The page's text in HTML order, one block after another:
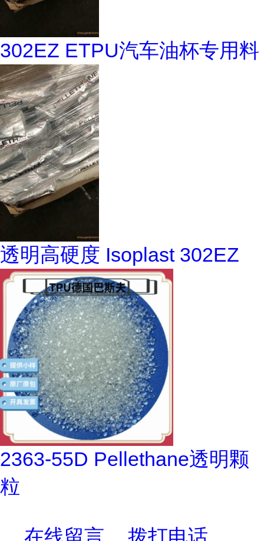
302EZ ETPU汽车油杯专用料
透明高硬度 Isoplast 302EZ
2363-55D Pellethane透明颗
粒
在线留言 拨打电话